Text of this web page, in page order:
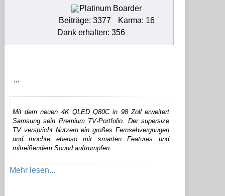
Beiträge: 3377
Karma: 16
Dank erhalten: 356
...
Mit dem neuen 4K QLED Q80C in 98 Zoll erweitert
Samsung sein Premium TV-Portfolio. Der supersize
TV verspricht Nutzern ein großes Fernsehvergnügen
und möchte ebenso mit smarten Features und
mitreißendem Sound auftrumpfen.
Mehr lesen...